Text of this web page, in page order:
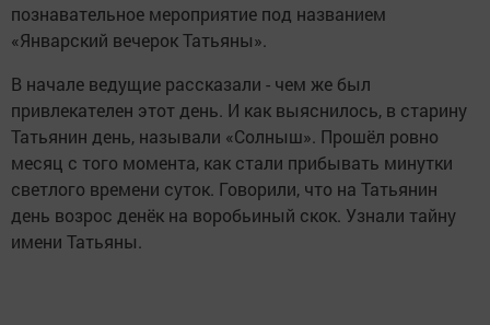
познавательное мероприятие под названием
«Январский вечерок Татьяны».
В начале ведущие рассказали - чем же был
привлекателен этот день. И как выяснилось, в старину
Татьянин день, называли «Солныш». Прошёл ровно
месяц с того момента, как стали прибывать минутки
светлого времени суток. Говорили, что на Татьянин
день возрос денёк на воробьиный скок. Узнали тайну
имени Татьяны.